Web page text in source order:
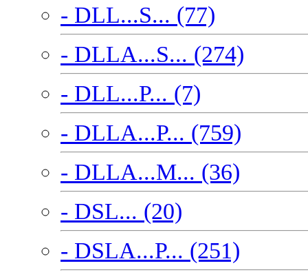
- DLL...S... (77)
- DLLA...S... (274)
- DLL...P... (7)
- DLLA...P... (759)
- DLLA...M... (36)
- DSL... (20)
- DSLA...P... (251)